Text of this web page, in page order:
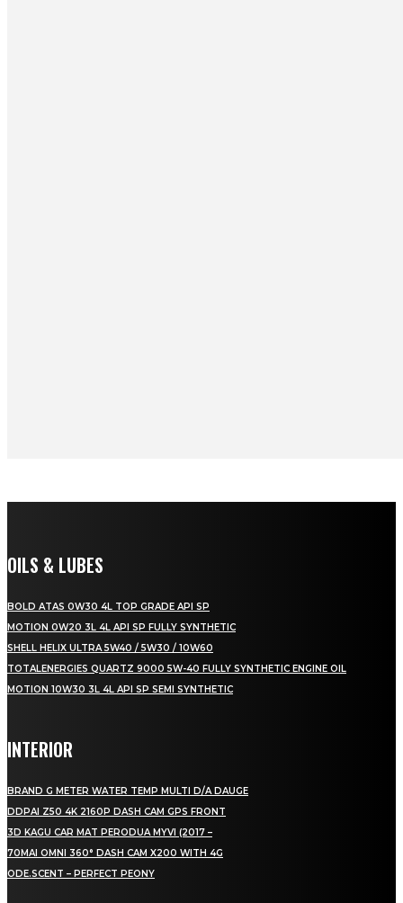
OILS & LUBES
BOLD ATAS 0W30 4L TOP GRADE API SP
MOTION 0W20 3L 4L API SP FULLY SYNTHETIC
SHELL HELIX ULTRA 5W40 / 5W30 / 10W60
TOTALENERGIES QUARTZ 9000 5W-40 FULLY SYNTHETIC ENGINE OIL
MOTION 10W30 3L 4L API SP SEMI SYNTHETIC
INTERIOR
BRAND G METER WATER TEMP MULTI D/A DAUGE
DDPAI Z50 4K 2160P DASH CAM GPS FRONT
3D KAGU CAR MAT PERODUA MYVI (2017 –
70MAI OMNI 360° DASH CAM X200 WITH 4G
ODE.SCENT – PERFECT PEONY